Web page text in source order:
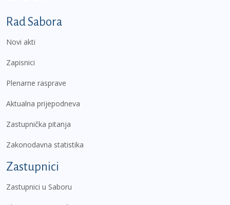
Podnožje prvi izbornik
Rad Sabora
Novi akti
Zapisnici
Plenarne rasprave
Aktualna prijepodneva
Zastupnička pitanja
Zakonodavna statistika
Zastupnici
Zastupnici u Saboru